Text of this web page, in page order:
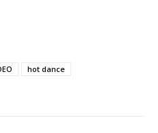
hot dance